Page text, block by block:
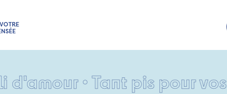
• Tant pis pour vos pieds •